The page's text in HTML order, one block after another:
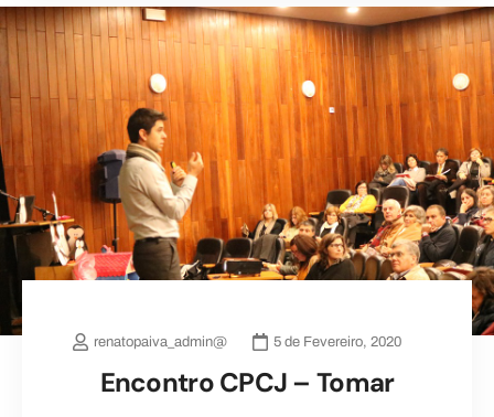
renatopaiva_admin@ 5 de Fevereiro, 2020
Encontro CPCJ – Tomar